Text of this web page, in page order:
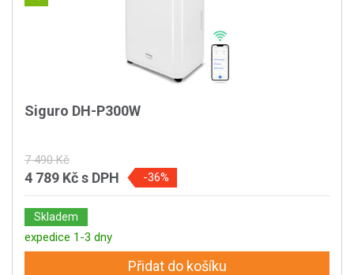
Siguro DH-P300W
7 490 Kč
4 789 Kčs DPH -36%
Skladem
expedice 1-3 dny
Přidat do košíku